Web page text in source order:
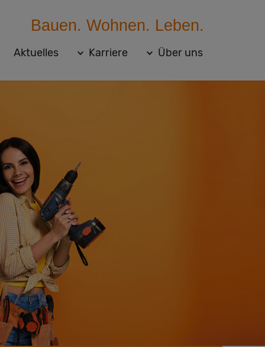
Bauen. Wohnen. Leben.
Aktuelles Karriere Über uns